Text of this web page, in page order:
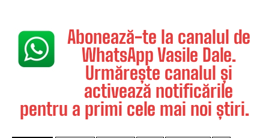
Abonează-te la canalul de
WhatsApp Vasile Dale.
Urmărește canalul și
activează notificările
pentru a primi cele mai noi știri.